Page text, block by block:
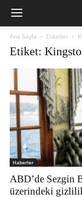
Ana Sayfa Etiketler
Etiket:
Haberler
ABD’de Sezgin
üzerindeki